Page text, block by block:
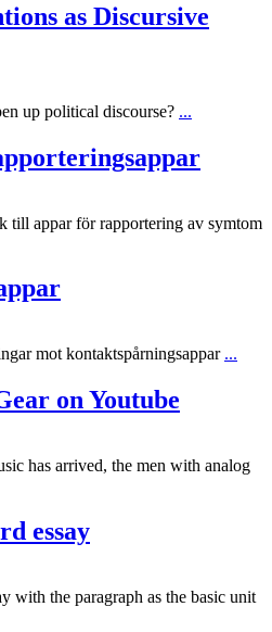
as Discursive
up political discourse? ...
till appar för rapportering av symtom
mot kontaktspårningsappar ...
on Youtube
has arrived, the men with analog
essay
with the paragraph as the basic unit